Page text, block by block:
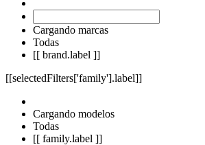
Cargando marcas
Todas
[[ brand.label ]]
[[selectedFilters['family'].label]]
Cargando modelos
Todas
[[ family.label ]]